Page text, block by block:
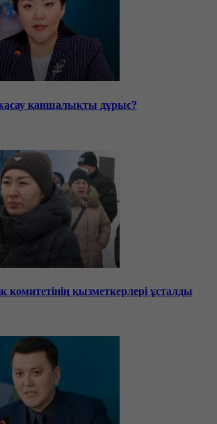
қаншалықты дұрыс?
комитетінің қызметкерлері ұсталды